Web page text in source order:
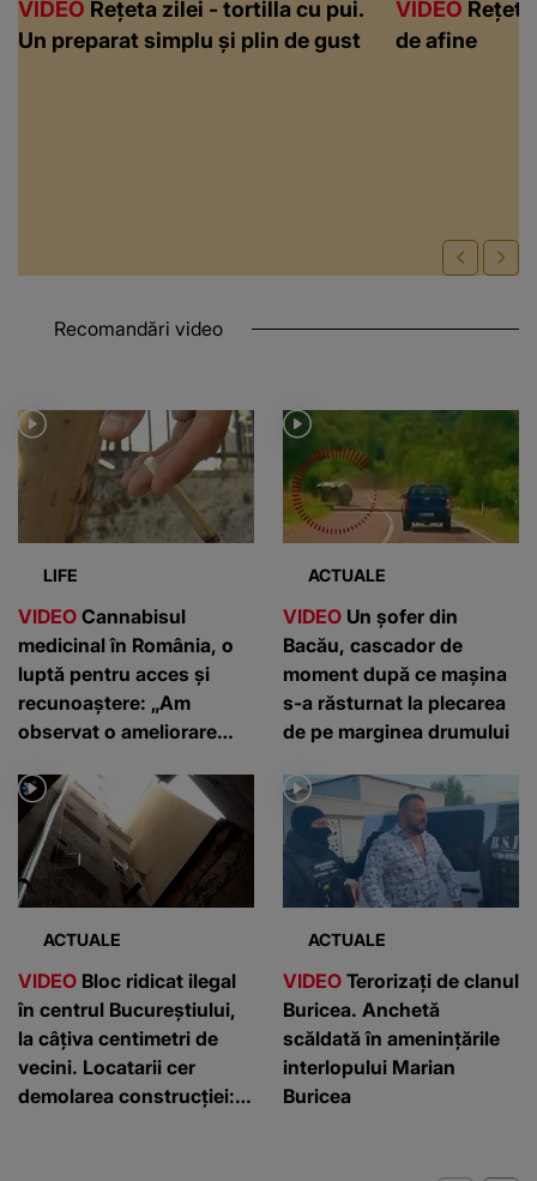
VIDEO Rețeta zilei - tortilla cu pui.
Un preparat simplu și plin de gust
VIDEO
de afine
Recomandări video
LIFE
VIDEO Cannabisul
medicinal în România, o
luptă pentru acces și
recunoaștere: „Am
observat o ameliorare
ACTUALE
VIDEO Un șofer din
Bacău, cascador de
moment după ce mașina
s-a răsturnat la plecarea
de pe marginea drumului
ACTUALE
VIDEO Bloc ridicat ilegal
în centrul Bucureștiului,
la câțiva centimetri de
vecini. Locatarii cer
demolarea construcției:
ACTUALE
VIDEO Terorizați de clanul
Buricea. Anchetă
scăldată în amenințările
interlopului Marian
Buricea